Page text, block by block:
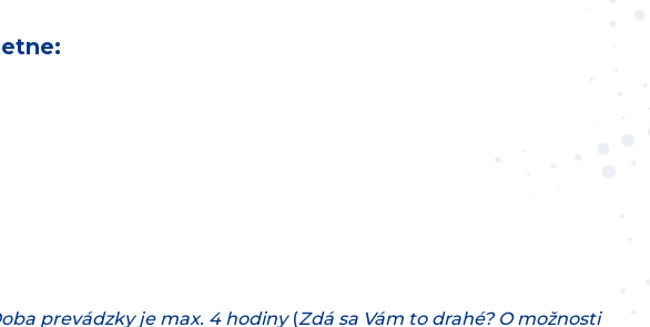
prevádzky je max. 4 hodiny(Zdá sa Vám to drahé? O možnosti